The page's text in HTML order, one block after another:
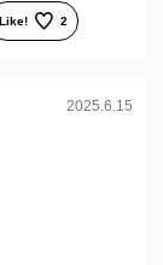
Like! 2
2025.6.15